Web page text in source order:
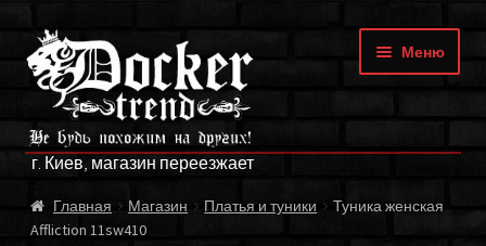
Перейти
к
навигации
Перейти
к
содержимому
г. Киев, магазин переезжает
Меню
ГЛАВНАЯ
МАГАЗИН
БРЕНДЫ
Главная Магазин Платья и туники
Туника женская
Affliction 11sw410